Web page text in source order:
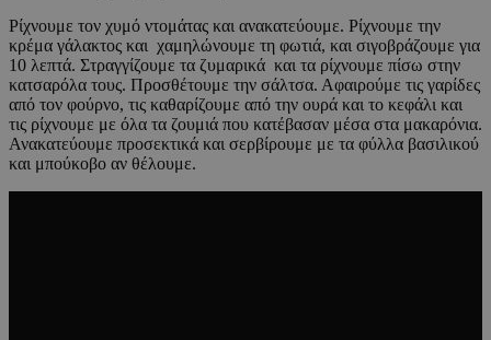
Ρίχνουμε τον χυμό ντομάτας και ανακατεύουμε. Ρίχνουμε την
κρέμα γάλακτος και χαμηλώνουμε τη φωτιά, και σιγοβράζουμε για
10 λεπτά. Στραγγίζουμε τα ζυμαρικά και τα ρίχνουμε πίσω στην
κατσαρόλα τους. Προσθέτουμε την σάλτσα. Αφαιρούμε τις γαρίδες
από τον φούρνο, τις καθαρίζουμε από την ουρά και το κεφάλι και
τις ρίχνουμε με όλα τα ζουμιά που κατέβασαν μέσα στα μακαρόνια.
Ανακατεύουμε προσεκτικά και σερβίρουμε με τα φύλλα βασιλικού
και μπούκοβο αν θέλουμε.